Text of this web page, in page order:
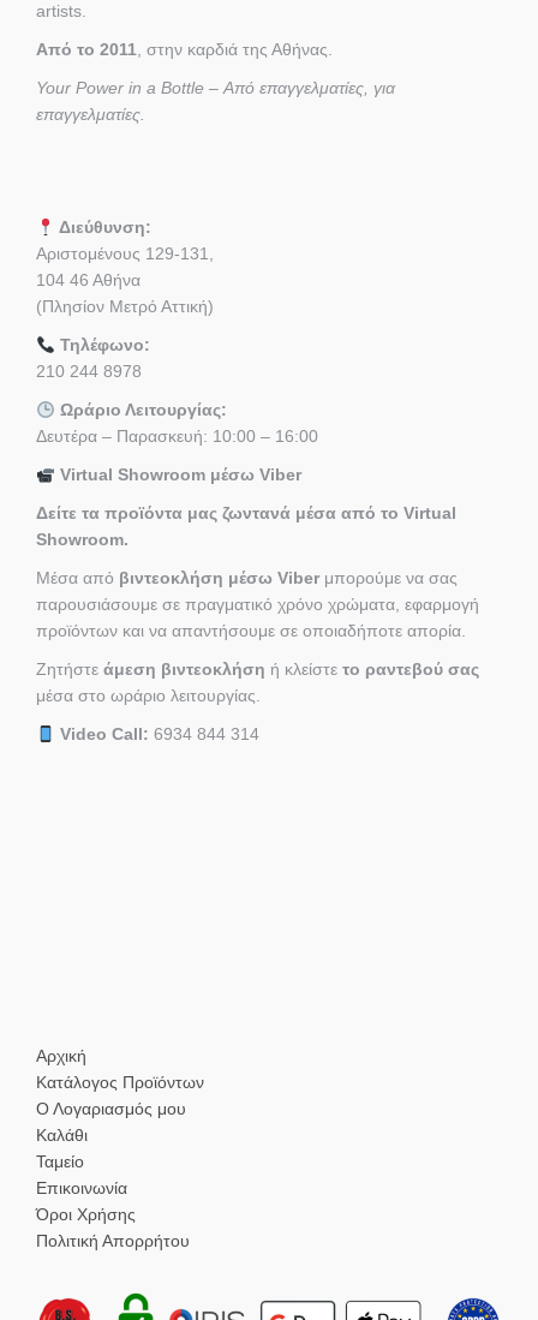
artists.
Από το 2011 , στην καρδιά της Αθήνας.
Your Power in a Bottle – Από επαγγελματίες, για
επαγγελματίες.
Διεύθυνση:
Αριστομένους 129-131,
104 46 Αθήνα
(Πλησίον Μετρό Αττική)
Τηλέφωνο:
210 244 8978
Ωράριο Λειτουργίας:
Δευτέρα – Παρασκευή: 10:00 – 16:00
Virtual Showroom μέσω Viber
Δείτε τα προϊόντα μας ζωντανά μέσα από το Virtual
Showroom.
Μέσα από βιντεοκλήση μέσω Viber μπορούμε να σας
παρουσιάσουμε σε πραγματικό χρόνο χρώματα, εφαρμογή
προϊόντων και να απαντήσουμε σε οποιαδήποτε απορία.
Ζητήστε άμεση βιντεοκλήση ή κλείστε το ραντεβού σας
μέσα στο ωράριο λειτουργίας.
Video Call: 6934 844 314
Αρχική
Κατάλογος Προϊόντων
Ο Λογαριασμός μου
Καλάθι
Ταμείο
Επικοινωνία
Όροι Χρήσης
Πολιτική Απορρήτου